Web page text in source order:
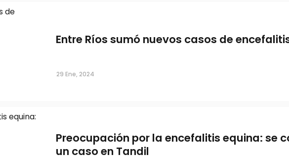
equina: se
Entre Ríos sumó nuevos casos de
29 Ene, 2024
Preocupación por la encefalitis equina: se
un caso en Tandil